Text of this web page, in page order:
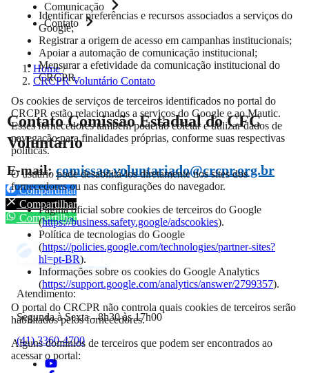
Comunicação
Contato
Home/
CRCPR Voluntário Contato
Contato Comissão Estadual do CFC
Voluntário
E-mail:comissao.voluntariado@crcpr.org.br
Compartilhar
Compartilhar
Compartilhar
Atendimento:
Segunda à Sexta - 8h30 às 17h00
(41) 3360-4700
Identificar preferências e recursos associados a serviços do
Google;
Registrar a origem de acesso em campanhas institucionais;
Apoiar a automação de comunicação institucional;
Mensurar a efetividade da comunicação institucional do
CRCPR.
Os cookies de serviços de terceiros identificados no portal do
CRCPR estão relacionados a serviços do Google e ao Mautic.
Esses fornecedores também poderão coletar e utilizar dados de
navegação para finalidades próprias, conforme suas respectivas
políticas.
O usuário pode desabilitá-los diretamente nos sites dos
fornecedores ou nas configurações do navegador.
Página oficial sobre cookies de terceiros do Google
(https://business.safety.google/adscookies).
Política de tecnologias do Google
(https://policies.google.com/technologies/partner-sites?
hl=pt-BR).
Informações sobre os cookies do Google Analytics
(https://support.google.com/analytics/answer/2799357).
O portal do CRCPR não controla quais cookies de terceiros serão
habilitados pelos fornecedores.
Alguns domínios de terceiros que podem ser encontrados ao
acessar o portal: